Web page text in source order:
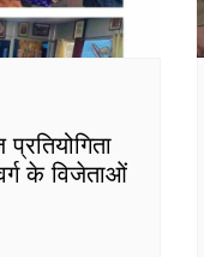
के विजेताओं